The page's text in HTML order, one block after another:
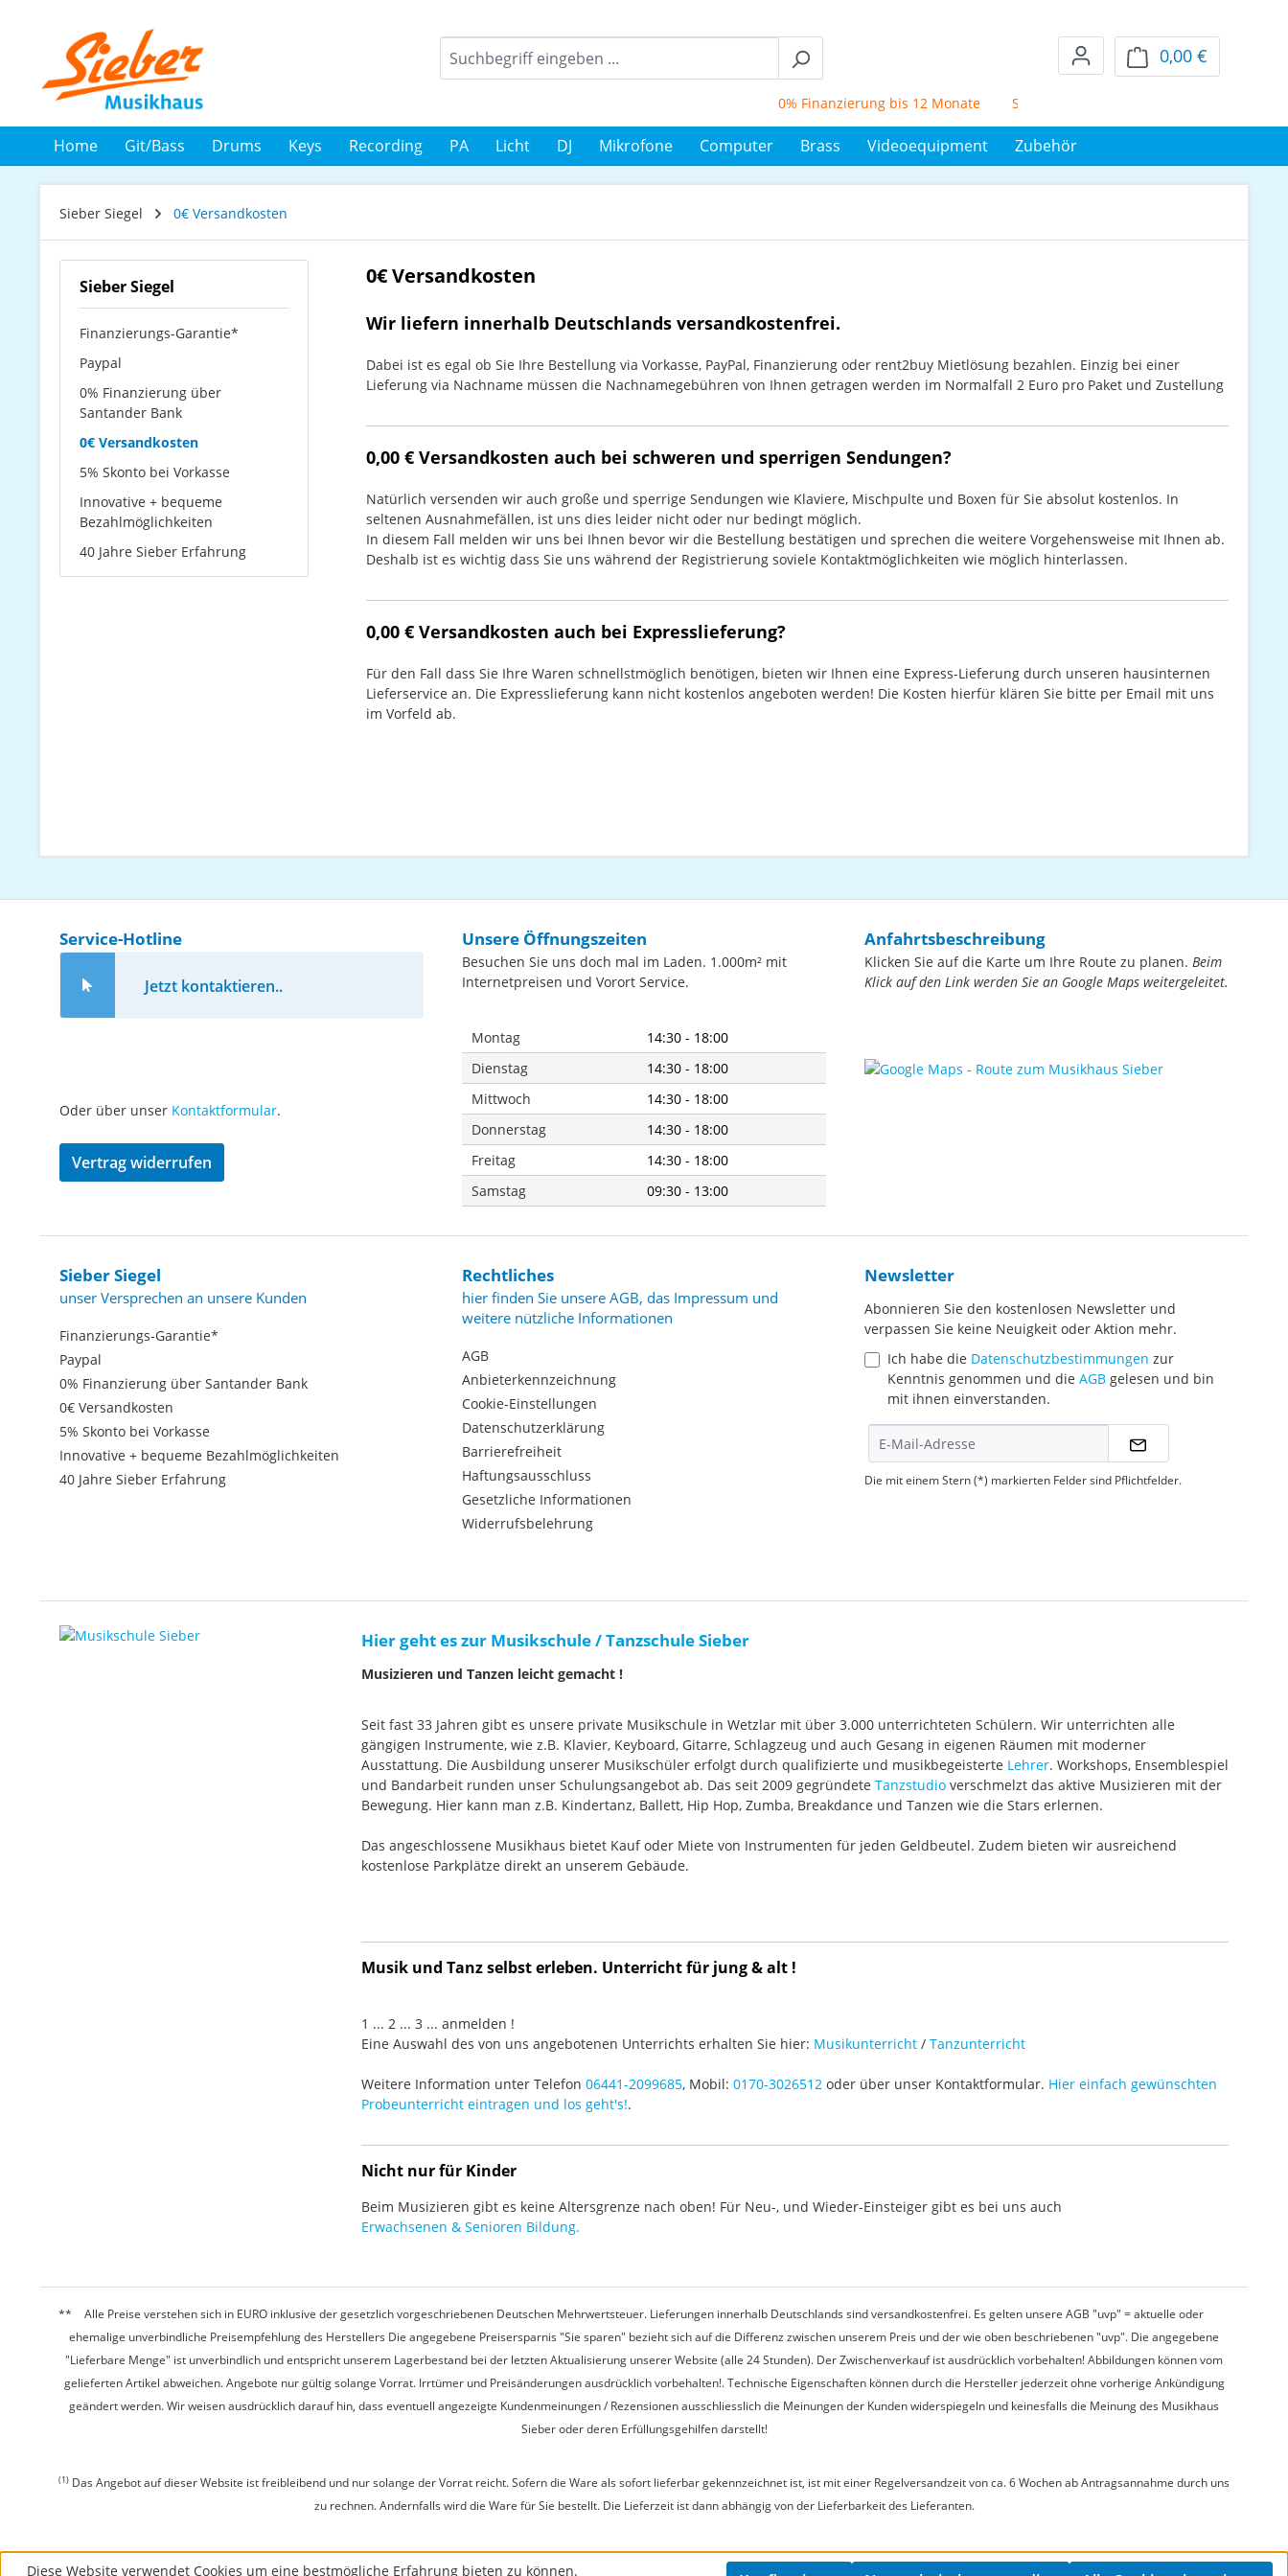
0% Finanzierung bis 12 Monate Schufafreier Mietkauf über 72 Monate
0,00 €
Home Git/Bass Drums Keys Recording PA Licht DJ Mikrofone Computer Brass Videoequipment Zubehör
Sieber Siegel 0€ Versandkosten
Sieber Siegel
Finanzierungs-Garantie*
Paypal
0% Finanzierung über
Santander Bank
0€ Versandkosten
5% Skonto bei Vorkasse
Innovative + bequeme
Bezahlmöglichkeiten
40 Jahre Sieber Erfahrung
0€ Versandkosten
Wir liefern innerhalb Deutschlands versandkostenfrei.
Dabei ist es egal ob Sie Ihre Bestellung via Vorkasse, PayPal, Finanzierung oder rent2buy Mietlösung bezahlen. Einzig bei einer
Lieferung via Nachname müssen die Nachnamegebühren von Ihnen getragen werden im Normalfall 2 Euro pro Paket und Zustellung
0,00 € Versandkosten auch bei schweren und sperrigen Sendungen?
Natürlich versenden wir auch große und sperrige Sendungen wie Klaviere, Mischpulte und Boxen für Sie absolut kostenlos. In
seltenen Ausnahmefällen, ist uns dies leider nicht oder nur bedingt möglich.
In diesem Fall melden wir uns bei Ihnen bevor wir die Bestellung bestätigen und sprechen die weitere Vorgehensweise mit Ihnen ab.
Deshalb ist es wichtig dass Sie uns während der Registrierung soviele Kontaktmöglichkeiten wie möglich hinterlassen.
0,00 € Versandkosten auch bei Expresslieferung?
Für den Fall dass Sie Ihre Waren schnellstmöglich benötigen, bieten wir Ihnen eine Express-Lieferung durch unseren hausinternen
Lieferservice an. Die Expresslieferung kann nicht kostenlos angeboten werden! Die Kosten hierfür klären Sie bitte per Email mit uns
im Vorfeld ab.
Service-Hotline
Jetzt kontaktieren..
Oder über unser Kontaktformular.
Vertrag widerrufen
Unsere Öffnungszeiten
Besuchen Sie uns doch mal im Laden. 1.000m² mit
Internetpreisen und Vorort Service.
Montag
14:30 - 18:00
Dienstag
14:30 - 18:00
Mittwoch
14:30 - 18:00
Donnerstag
14:30 - 18:00
Freitag
14:30 - 18:00
Samstag
09:30 - 13:00
Anfahrtsbeschreibung
Klicken Sie auf die Karte um Ihre Route zu planen. Beim
Klick auf den Link werden Sie an Google Maps weitergeleitet.
Sieber Siegel
unser Versprechen an unsere Kunden
Finanzierungs-Garantie*
Paypal
0% Finanzierung über Santander Bank
0€ Versandkosten
5% Skonto bei Vorkasse
Innovative + bequeme Bezahlmöglichkeiten
40 Jahre Sieber Erfahrung
Rechtliches
hier finden Sie unsere AGB, das Impressum und
weitere nützliche Informationen
AGB
Anbieterkennzeichnung
Cookie-Einstellungen
Datenschutzerklärung
Barrierefreiheit
Haftungsausschluss
Gesetzliche Informationen
Widerrufsbelehrung
Newsletter
Abonnieren Sie den kostenlosen Newsletter und
verpassen Sie keine Neuigkeit oder Aktion mehr.
Ich habe die Datenschutzbestimmungen zur
Kenntnis genommen und die AGB gelesen und bin
mit ihnen einverstanden.
Die mit einem Stern (*) markierten Felder sind Pflichtfelder.
Hier geht es zur Musikschule / Tanzschule Sieber
Musizieren und Tanzen leicht gemacht !
Seit fast 33 Jahren gibt es unsere private Musikschule in Wetzlar mit über 3.000 unterrichteten Schülern. Wir unterrichten alle
gängigen Instrumente, wie z.B. Klavier, Keyboard, Gitarre, Schlagzeug und auch Gesang in eigenen Räumen mit moderner
Ausstattung. Die Ausbildung unserer Musikschüler erfolgt durch qualifizierte und musikbegeisterte Lehrer. Workshops, Ensemblespiel
und Bandarbeit runden unser Schulungsangebot ab. Das seit 2009 gegründete Tanzstudio verschmelzt das aktive Musizieren mit der
Bewegung. Hier kann man z.B. Kindertanz, Ballett, Hip Hop, Zumba, Breakdance und Tanzen wie die Stars erlernen.
Das angeschlossene Musikhaus bietet Kauf oder Miete von Instrumenten für jeden Geldbeutel. Zudem bieten wir ausreichend
kostenlose Parkplätze direkt an unserem Gebäude.
Musik und Tanz selbst erleben. Unterricht für jung & alt !
1 ... 2 ... 3 ... anmelden !
Eine Auswahl des von uns angebotenen Unterrichts erhalten Sie hier: Musikunterricht / Tanzunterricht
Weitere Information unter Telefon 06441-2099685, Mobil: 0170-3026512 oder über unser Kontaktformular. Hier einfach gewünschten
Probeunterricht eintragen und los geht's!.
Nicht nur für Kinder
Beim Musizieren gibt es keine Altersgrenze nach oben! Für Neu-, und Wieder-Einsteiger gibt es bei uns auch
Erwachsenen & Senioren Bildung.
Alle Preise verstehen sich in EURO inklusive der gesetzlich vorgeschriebenen Deutschen Mehrwertsteuer. Lieferungen innerhalb Deutschlands sind versandkostenfrei. Es gelten unsere AGB "uvp" = aktuelle oder
ehemalige unverbindliche Preisempfehlung des Herstellers Die angegebene Preisersparnis "Sie sparen" bezieht sich auf die Differenz zwischen unserem Preis und der wie oben beschriebenen "uvp". Die angegebene
"Lieferbare Menge" ist unverbindlich und entspricht unserem Lagerbestand bei der letzten Aktualisierung unserer Website (alle 24 Stunden). Der Zwischenverkauf ist ausdrücklich vorbehalten! Abbildungen können vom
gelieferten Artikel abweichen. Angebote nur gültig solange Vorrat. Irrtümer und Preisänderungen ausdrücklich vorbehalten!. Technische Eigenschaften können durch die Hersteller jederzeit ohne vorherige Ankündigung
geändert werden. Wir weisen ausdrücklich darauf hin, dass eventuell angezeigte Kundenmeinungen / Rezensionen ausschliesslich die Meinungen der Kunden widerspiegeln und keinesfalls die Meinung des Musikhaus
Sieber oder deren Erfüllungsgehilfen darstellt!
(1) Das Angebot auf dieser Website ist freibleibend und nur solange der Vorrat reicht. Sofern die Ware als sofort lieferbar gekennzeichnet ist, ist mit einer Regelversandzeit von ca. 6 Wochen ab Antragsannahme durch uns
zu rechnen. Andernfalls wird die Ware für Sie bestellt. Die Lieferzeit ist dann abhängig von der Lieferbarkeit des Lieferanten.
Diese Website verwendet Cookies um eine bestmögliche Erfahrung bieten zu können.